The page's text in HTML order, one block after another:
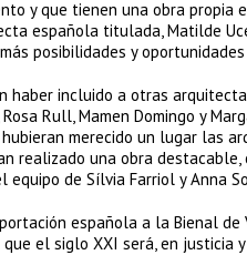
y que tienen una obra propia
española titulada, Matilde
posibilidades y
haber incluido a otras
Rull, Mamen Domingo y
merecido un lugar las
realizado una obra
equipo de Sílvia Farriol y Anna
española a la Bienal
el siglo XXI será, en justicia